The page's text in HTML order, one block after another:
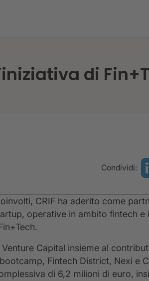
di
Condividi:
CRIF ha aderito come
operative in ambito fintech e
Capital insieme al
Fintech District, Nexi e
di 6,2 milioni di euro,